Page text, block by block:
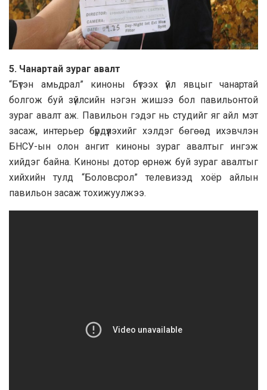
5. Чанартай зураг авалт
“Бүтэн амьдрал” киноны бүтээх үйл явцыг чанартай
болгож буй зүйлсийн нэгэн жишээ бол павильонтой
зураг авалт аж. Павильон гэдэг нь студийг яг айл мэт
засаж, интерьер бүрдүүлэхийг хэлдэг бөгөөд ихэвчлэн
БНСУ-ын олон ангит киноны зураг авалтыг ингэж
хийдэг байна. Киноны дотор өрнөж буй зураг авалтыг
хийхийн тулд “Боловсрол” телевизэд хоёр айлын
павильон засаж тохижуулжээ.